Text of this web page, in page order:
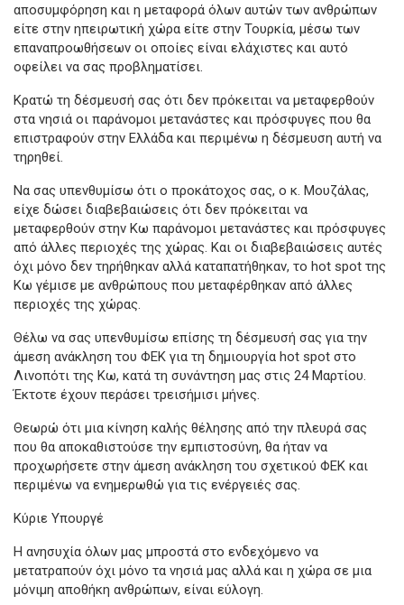
αποσυμφόρηση και η μεταφορά όλων αυτών των ανθρώπων
είτε στην ηπειρωτική χώρα είτε στην Τουρκία, μέσω των
επαναπροωθήσεων οι οποίες είναι ελάχιστες και αυτό
οφείλει να σας προβληματίσει.
Κρατώ τη δέσμευσή σας ότι δεν πρόκειται να μεταφερθούν
στα νησιά οι παράνομοι μετανάστες και πρόσφυγες που θα
επιστραφούν στην Ελλάδα και περιμένω η δέσμευση αυτή να
τηρηθεί.
Να σας υπενθυμίσω ότι ο προκάτοχος σας, ο κ. Μουζάλας,
είχε δώσει διαβεβαιώσεις ότι δεν πρόκειται να
μεταφερθούν στην Κω παράνομοι μετανάστες και πρόσφυγες
από άλλες περιοχές της χώρας. Και οι διαβεβαιώσεις αυτές
όχι μόνο δεν τηρήθηκαν αλλά καταπατήθηκαν, το hot spot της
Κω γέμισε με ανθρώπους που μεταφέρθηκαν από άλλες
περιοχές της χώρας.
Θέλω να σας υπενθυμίσω επίσης τη δέσμευσή σας για την
άμεση ανάκληση του ΦΕΚ για τη δημιουργία hot spot στο
Λινοπότι της Κω, κατά τη συνάντηση μας στις 24 Μαρτίου.
Έκτοτε έχουν περάσει τρεισήμισι μήνες.
Θεωρώ ότι μια κίνηση καλής θέλησης από την πλευρά σας
που θα αποκαθιστούσε την εμπιστοσύνη, θα ήταν να
προχωρήσετε στην άμεση ανάκληση του σχετικού ΦΕΚ και
περιμένω να ενημερωθώ για τις ενέργειές σας.
Κύριε Υπουργέ
Η ανησυχία όλων μας μπροστά στο ενδεχόμενο να
μετατραπούν όχι μόνο τα νησιά μας αλλά και η χώρα σε μια
μόνιμη αποθήκη ανθρώπων, είναι εύλογη.